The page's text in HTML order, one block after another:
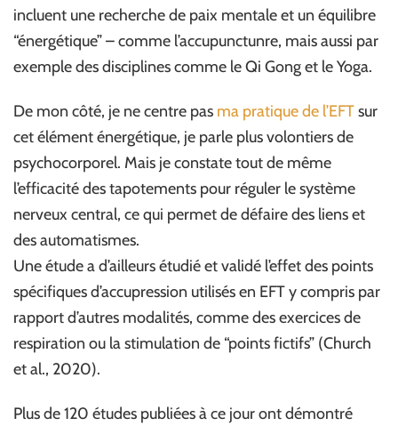
incluent une recherche de paix mentale et un équilibre
“énergétique” – comme l’accupunctunre, mais aussi par
exemple des disciplines comme le Qi Gong et le Yoga.
De mon côté, je ne centre pas ma pratique de l’EFTsur
cet élément énergétique, je parle plus volontiers de
psychocorporel. Mais je constate tout de même
l’efficacité des tapotements pour réguler le système
nerveux central, ce qui permet de défaire des liens et
des automatismes.
Une étude a d’ailleurs étudié et validé l’effet des points
spécifiques d’accupression utilisés en EFT y compris par
rapport d’autres modalités, comme des exercices de
respiration ou la stimulation de “points fictifs” (Church
et al., 2020).
Plus de 120 études publiées à ce jour ont démontré